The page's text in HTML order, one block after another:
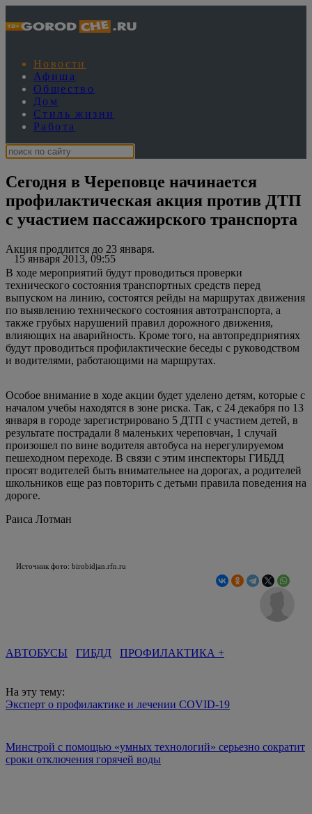
Новости
Афиша
Общество
Дом
Стиль жизни
Работа
Сегодня в Череповце начинается
профилактическая акция против ДТП
с участием пассажирского транспорта
15 января 2013, 09:55
Акция продлится до 23 января.
В ходе мероприятий будут проводиться проверки
технического состояния транспортных средств перед
выпуском на линию, состоятся рейды на маршрутах движения
по выявлению технического состояния автотранспорта, а
также грубых нарушений правил дорожного движения,
влияющих на аварийность. Кроме того, на автопредприятиях
будут проводиться профилактические беседы с руководством
и водителями, работающими на маршрутах.
Особое внимание в ходе акции будет уделено детям, которые с
началом учебы находятся в зоне риска. Так, с 24 декабря по 13
января в городе зарегистрировано 5 ДТП с участием детей, в
результате пострадали 8 маленьких череповчан, 1 случай
произошел по вине водителя автобуса на нерегулируемом
пешеходном переходе. В связи с этим инспекторы ГИБДД
просят водителей быть внимательнее на дорогах, а родителей
школьников еще раз повторить с детьми правила поведения на
дороге.
Раиса Лотман
Источник фото: birobidjan.rfn.ru
АВТОБУСЫ ГИБДД ПРОФИЛАКТИКА +
На эту тему:
Эксперт о профилактике и лечении COVID-19
Минстрой с помощью «умных технологий» серьезно сократит
сроки отключения горячей воды